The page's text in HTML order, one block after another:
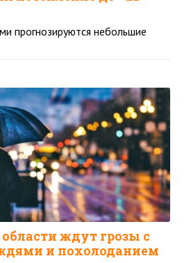
прогнозируются небольшие
ждут грозы с
и похолоданием